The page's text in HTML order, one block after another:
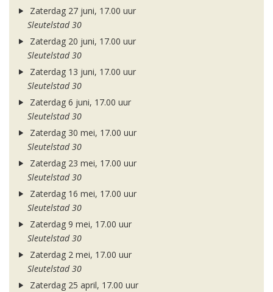
Zaterdag 27 juni, 17.00 uur
Sleutelstad 30
Zaterdag 20 juni, 17.00 uur
Sleutelstad 30
Zaterdag 13 juni, 17.00 uur
Sleutelstad 30
Zaterdag 6 juni, 17.00 uur
Sleutelstad 30
Zaterdag 30 mei, 17.00 uur
Sleutelstad 30
Zaterdag 23 mei, 17.00 uur
Sleutelstad 30
Zaterdag 16 mei, 17.00 uur
Sleutelstad 30
Zaterdag 9 mei, 17.00 uur
Sleutelstad 30
Zaterdag 2 mei, 17.00 uur
Sleutelstad 30
Zaterdag 25 april, 17.00 uur